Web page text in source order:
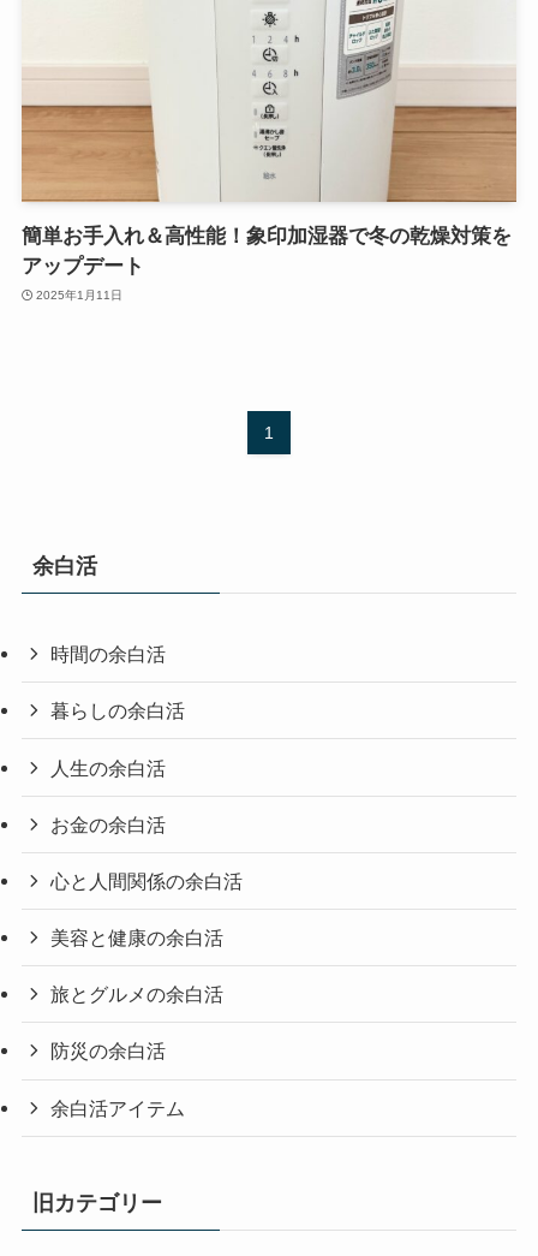
簡単お手入れ＆高性能！象印加湿器で冬の乾燥対策を
アップデート
2025年1月11日
1
余白活
時間の余白活
暮らしの余白活
人生の余白活
お金の余白活
心と人間関係の余白活
美容と健康の余白活
旅とグルメの余白活
防災の余白活
余白活アイテム
旧カテゴリー